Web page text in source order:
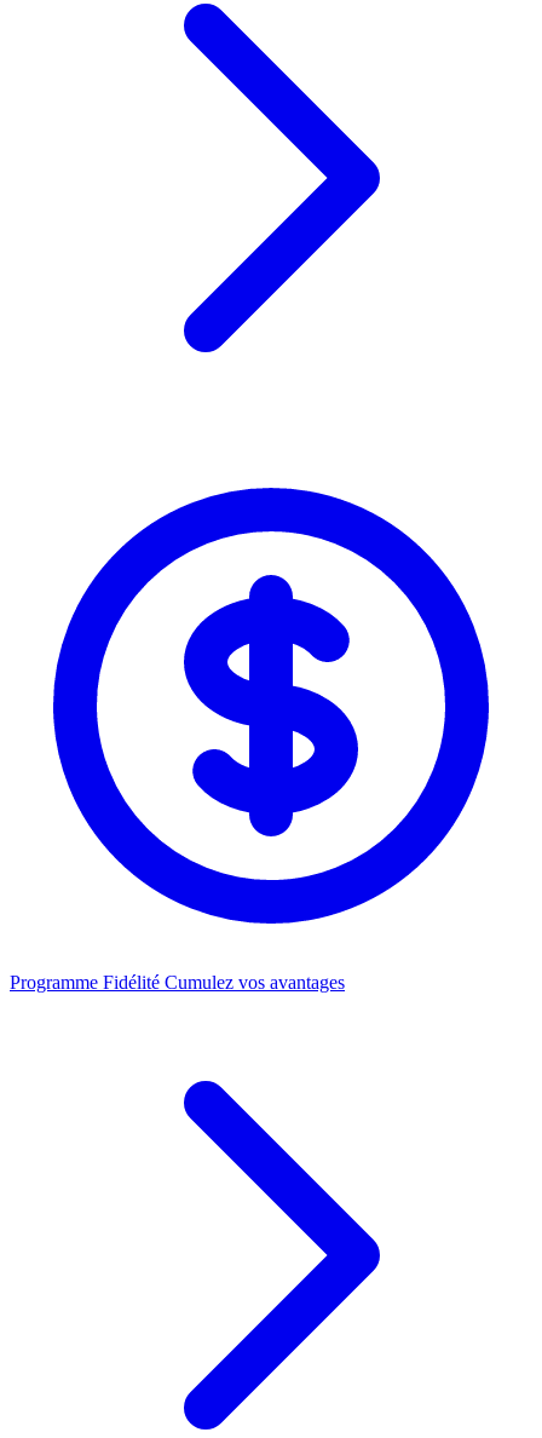
Programme Fidélité Cumulez vos avantages